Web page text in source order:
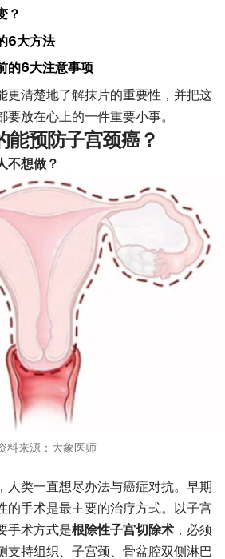
？
6大方法
的6大注意事项
更清楚地了解抹片的重要性，并把这
放在心上的一件重要小事。
能预防子宫颈癌？
不想做？
料来源：大象医师
人类一直想尽办法与癌症对抗。早期
的手术是最主要的治疗方式。以子宫
手术方式是根除性子宫切除术 ，必须
支持组织、子宫颈、骨盆腔双侧淋巴